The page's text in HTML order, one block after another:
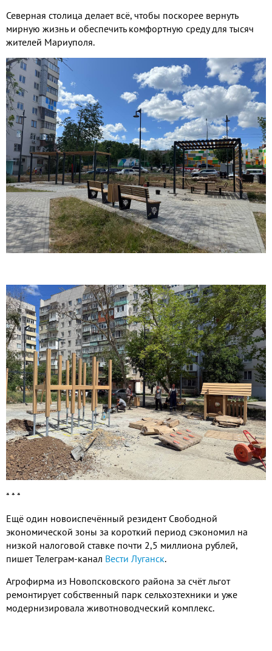
Северная столица делает всё, чтобы поскорее вернуть
мирную жизнь и обеспечить комфортную среду для тысяч
жителей Мариуполя.
* * *
Ещё один новоиспечённый резидент Свободной
экономической зоны за короткий период сэкономил на
низкой налоговой ставке почти 2,5 миллиона рублей,
пишет Телеграм-канал Вести Луганск.
Агрофирма из Новопсковского района за счёт льгот
ремонтирует собственный парк сельхозтехники и уже
модернизировала животноводческий комплекс.